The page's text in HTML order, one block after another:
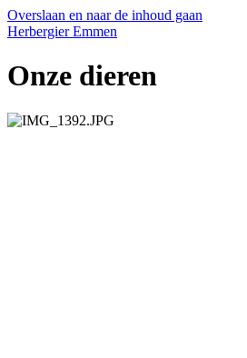
Overslaan en naar de inhoud gaan
Herbergier Emmen
Onze dieren